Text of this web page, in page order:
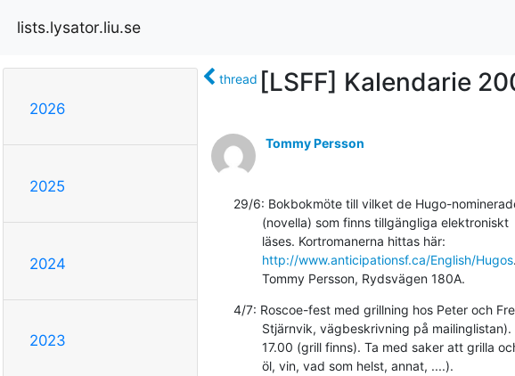
lists.lysator.liu.se
2026
2025
2024
2023
thread [LSFF] Kalendarie
Tommy Persson
29/6: Bokbokmöte till vilket de Hugo-
http://www.anticipationsf.ca/English/Hugos
        Tommy Persson, Rydsvägen 180A.
4/7: Roscoe-fest med grillning hos Peter och
        öl, vin, vad som helst, annat, ....).